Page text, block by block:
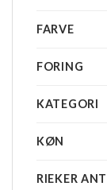
FARVE
FORING
KATEGORI
KØN
RIEKER